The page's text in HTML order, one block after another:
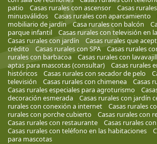
patio
Casas rurales con ascensor
Casas
minusválidos
Casas rurales con aparcamiento
mobiliario de jardín
Casa rurales con balcón
parque infantil
Casas rurales con televisión en
Casas rurales con jardín
Casas rurales que
crédito
Casas rurales con SPA Casas rurales
rurales con barbacoa
Casas rurales con
aptas para mascotas (consultar)
Casas rurales
históricos
Casas rurales con secador de pelo
televisión
Casas rurales con chimenea
Casas
Casas rurales especiales para agroturismo
decoración esmerada
Casas rurales con jardín
rurales con conexión a internet
Casas rurales
rurales con porche cubierto
Casas rurales con
Casas rurales con restaurante
Casas rurales
Casas rurales con teléfono en las habitaciones
para mascotas